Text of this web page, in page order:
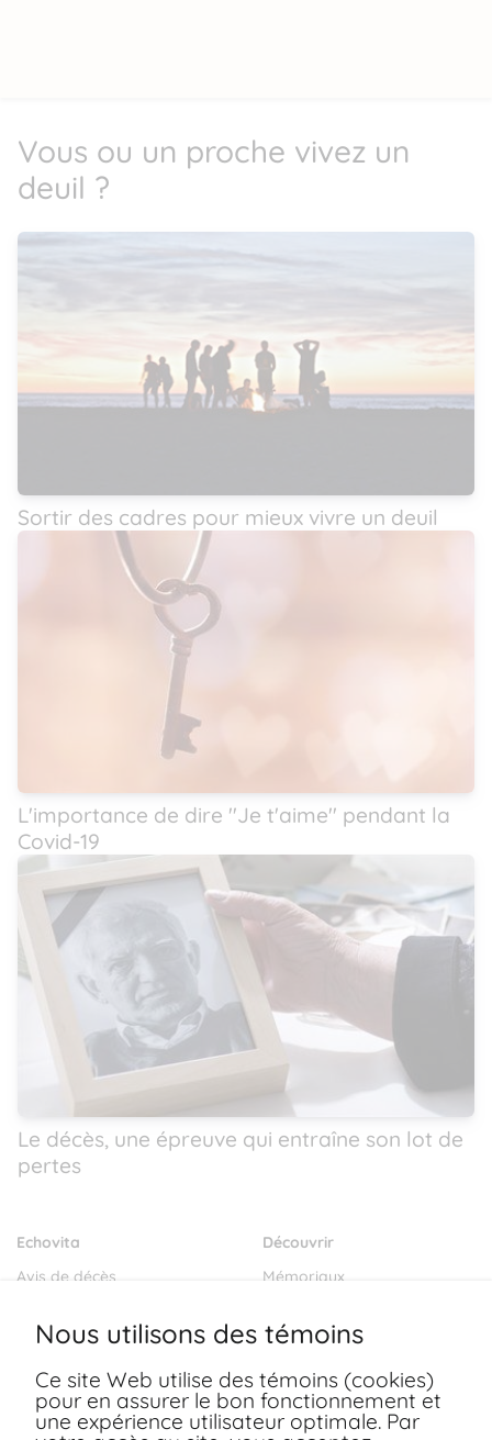
Vous ou un proche vivez un
deuil ?
Sortir des cadres pour mieux vivre un deuil
L'importance de dire ''Je t'aime'' pendant la
Covid-19
Le décès, une épreuve qui entraîne son lot de
pertes
Echovita
Avis de décès
Envoyer des fleurs
Découvrir
Mémoriaux
Blogs
Dernières volontés
Ressources
Nous utilisons des témoins
Ce site Web utilise des témoins (cookies)
pour en assurer le bon fonctionnement et
une expérience utilisateur optimale. Par